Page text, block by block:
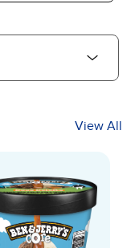
View All